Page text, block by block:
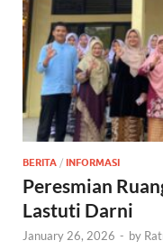
BERITA / INFORMASI
Peresmian
Lastuti Darni
January 26, 2026 - by